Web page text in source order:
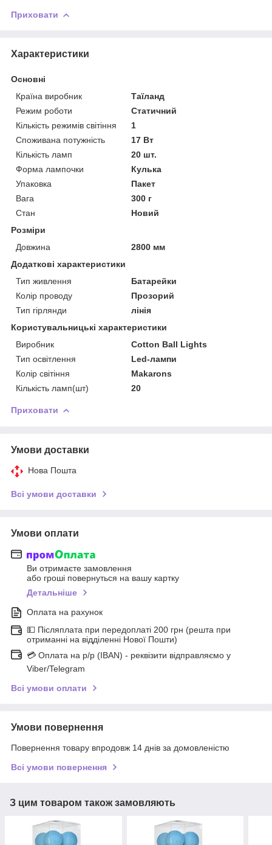
Приховати
Характеристики
Основні
Країна виробник
Таїланд
Режим роботи
Статичний
Кількість режимів світіння
1
Споживана потужність
17 Вт
Кількість ламп
20 шт.
Форма лампочки
Кулька
Упаковка
Пакет
Вага
300 г
Стан
Новий
Розміри
Довжина
2800 мм
Додаткові характеристики
Тип живлення
Батарейки
Колір проводу
Прозорий
Тип гірлянди
лінія
Користувальницькі характеристики
Виробник
Cotton Ball Lights
Тип освітлення
Led-лампи
Колір світіння
Makarons
Кількість ламп(шт)
20
Приховати
Умови доставки
Нова Пошта
Всі умови доставки
Умови оплати
Ви отримаєте замовлення
або гроші повернуться на вашу картку
Детальніше
Оплата на рахунок
💵 Післяплата при передоплаті 200 грн (решта при
отриманні на відділенні Нової Пошти)
💳 Оплата на р/р (IBAN) - реквізити відправляємо у
Viber/Telegram
Всі умови оплати
Умови повернення
Повернення товару впродовж 14 днів за домовленістю
Всі умови повернення
З цим товаром також замовляють